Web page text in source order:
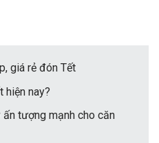
giá rẻ đón Tết
hiện nay?
ấn tượng mạnh cho căn